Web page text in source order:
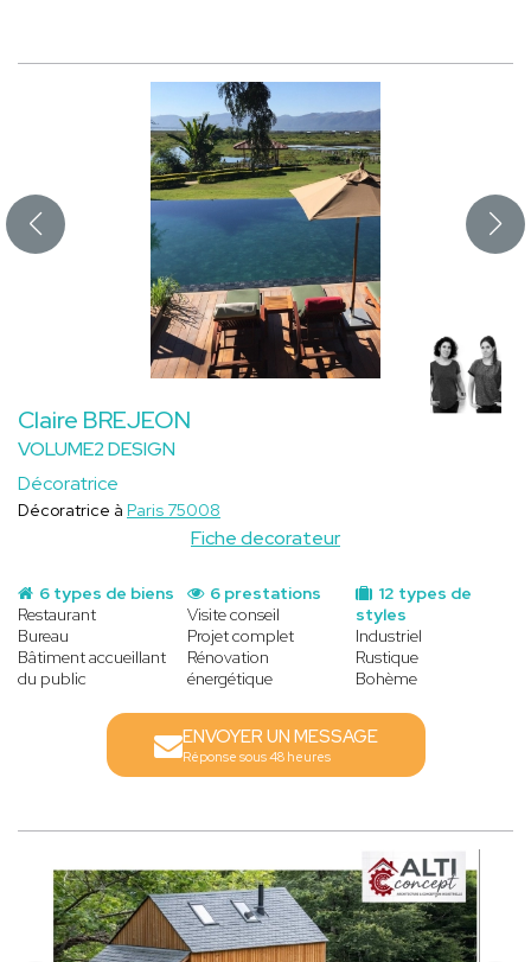
Claire BREJEON
VOLUME2 DESIGN
Décoratrice
Fiche decorateur
Décoratrice à Paris 75008
6 types de biens
Restaurant
Bureau
Bâtiment accueillant
du public
12 types de
styles
Industriel
Rustique
Bohème
6 prestations
Visite conseil
Projet complet
Rénovation
énergétique
ENVOYER UN MESSAGE
Réponse sous 48 heures